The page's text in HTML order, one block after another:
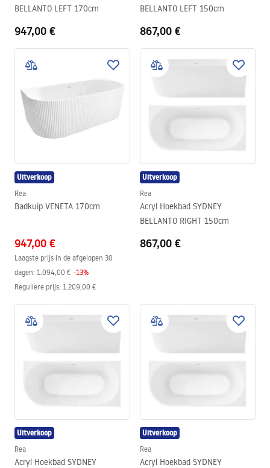
BELLANTO LEFT 170cm
947,00 €
BELLANTO LEFT 150cm
867,00 €
Uitverkoop
Rea
Badkuip VENETA 170cm
947,00 €
Laagste prijs in de afgelopen 30
dagen: 1.094,00 € -13%
Reguliere prijs: 1.209,00 €
Uitverkoop
Rea
Acryl Hoekbad SYDNEY
BELLANTO RIGHT 150cm
867,00 €
Uitverkoop
Rea
Acryl Hoekbad SYDNEY
Uitverkoop
Rea
Acryl Hoekbad SYDNEY